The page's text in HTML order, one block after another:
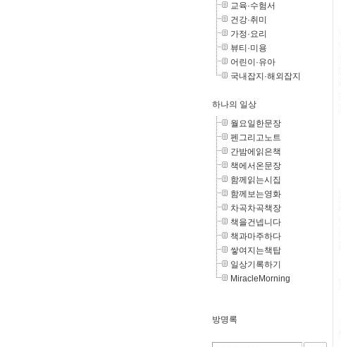
교육·수험서
건강·취미
가정·요리
뷰티·미용
어린이·유아
국내잡지·해외잡지
하나의 일상
월요일한문장
펜그리고노트
간밤에읽은책
책에서온문장
함께읽는시집
함께보는영화
차곡차곡책장
책을건넵니다
책과마주하다
쌓여지는책탑
일상기록하기
MiracleMorning
방명록